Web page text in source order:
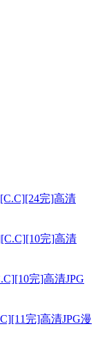
完]高清
完]高清JPG